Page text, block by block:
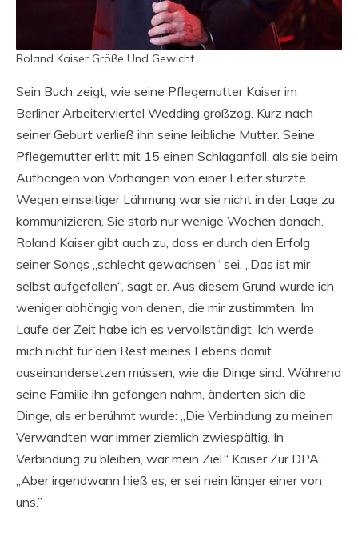
Roland Kaiser Größe Und Gewicht
Sein Buch zeigt, wie seine Pflegemutter Kaiser im
Berliner Arbeiterviertel Wedding großzog. Kurz nach
seiner Geburt verließ ihn seine leibliche Mutter. Seine
Pflegemutter erlitt mit 15 einen Schlaganfall, als sie beim
Aufhängen von Vorhängen von einer Leiter stürzte.
Wegen einseitiger Lähmung war sie nicht in der Lage zu
kommunizieren. Sie starb nur wenige Wochen danach.
Roland Kaiser gibt auch zu, dass er durch den Erfolg
seiner Songs „schlecht gewachsen“ sei. „Das ist mir
selbst aufgefallen“, sagt er. Aus diesem Grund wurde ich
weniger abhängig von denen, die mir zustimmten. Im
Laufe der Zeit habe ich es vervollständigt. Ich werde
mich nicht für den Rest meines Lebens damit
auseinandersetzen müssen, wie die Dinge sind. Während
seine Familie ihn gefangen nahm, änderten sich die
Dinge, als er berühmt wurde: „Die Verbindung zu meinen
Verwandten war immer ziemlich zwiespältig. In
Verbindung zu bleiben, war mein Ziel.“ Kaiser Zur DPA:
„Aber irgendwann hieß es, er sei nein länger einer von
uns.”